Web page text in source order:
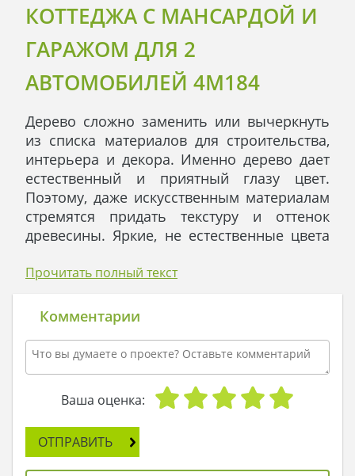
КОТТЕДЖА С МАНСАРДОЙ И
ГАРАЖОМ ДЛЯ 2
АВТОМОБИЛЕЙ 4M184
Дерево сложно заменить или вычеркнуть
из списка материалов для строительства,
интерьера и декора. Именно дерево дает
естественный и приятный глазу цвет.
Поэтому, даже искусственным материалам
стремятся придать текстуру и оттенок
древесины. Яркие, не естественные цвета
дизайне, а цвет дерева остается во всех
совершенствуются и меняются способы
обработки материала, как следствие
меняется и форма готовых изделий. Но все
же, факт остается фактом: дерево
присутствует в каждом доме.
Много предметов, элементов декора и
интерьера, сделанных из дерева или под
дерево, имеется в доме 4М184. Это видно
даже с улицы. Коричневые, а не
Прочитать полный текст
Комментарии
Ваша оценка:
ОТПРАВИТЬ